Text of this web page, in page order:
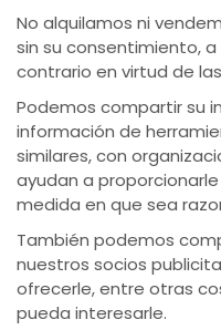
No alquilamos ni
sin su consentimiento,
contrario en virtud de
Podemos compartir su
información de
similares, con
ayudan a
medida en que sea
También podemos
nuestros socios
ofrecerle, entre otras
pueda interesarle.